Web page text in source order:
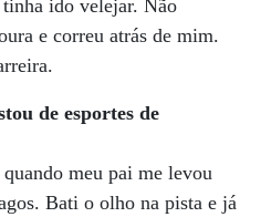
ido velejar. Não
e correu atrás de mim.
de esportes de
meu pai me levou
Bati o olho na pista e já